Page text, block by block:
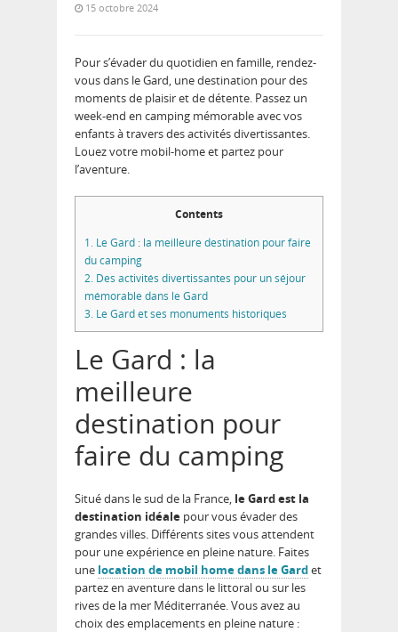
15 octobre 2024
Pour s’évader du quotidien en famille, rendez-
vous dans le Gard, une destination pour des
moments de plaisir et de détente. Passez un
week-end en camping mémorable avec vos
enfants à travers des activités divertissantes.
Louez votre mobil-home et partez pour
l’aventure.
Contents
1. Le Gard : la meilleure destination pour faire
du camping
2. Des activités divertissantes pour un séjour
mémorable dans le Gard
3. Le Gard et ses monuments historiques
Le Gard : la
meilleure
destination pour
faire du camping
Situé dans le sud de la France, le Gard est la
destination idéale pour vous évader des
grandes villes. Différents sites vous attendent
pour une expérience en pleine nature. Faites
une location de mobil home dans le Gardet
partez en aventure dans le littoral ou sur les
rives de la mer Méditerranée. Vous avez au
choix des emplacements en pleine nature :